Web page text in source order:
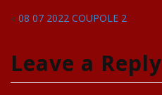
« 08 07 2022 COUPOLE 2
Leave a Reply